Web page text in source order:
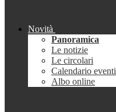
Novità
Panoramica
Le notizie
Le circolari
Calendario eventi
Albo online